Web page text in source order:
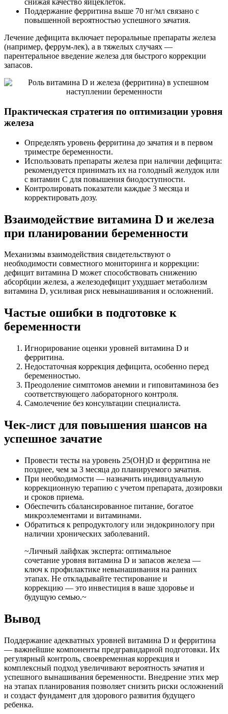
снижая качество яйцеклеток.
Поддержание ферритина выше 70 нг/мл связано с
повышенной вероятностью успешного зачатия.
Лечение дефицита включает пероральные препараты железа
(например, феррум-лек), а в тяжелых случаях —
парентеральное введение железа для быстрого коррекции
запасов.
Практическая стратегия по оптимизации уровня
железа
Определять уровень ферритина до зачатия и в первом
триместре беременности.
Использовать препараты железа при наличии дефицита:
рекомендуется принимать их на голодный желудок или
с витамин C для повышения биодоступности.
Контролировать показатели каждые 3 месяца и
корректировать дозу.
Взаимодействие витамина D и железа
при планировании беременности
Механизмы взаимодействия свидетельствуют о
необходимости совместного мониторинга и коррекции:
дефицит витамина D может способствовать снижению
абсорбции железа, а железодефицит ухудшает метаболизм
витамина D, усиливая риск невынашивания и осложнений.
Частые ошибки в подготовке к
беременности
Игнорирование оценки уровней витамина D и
ферритина.
Недостаточная коррекция дефицита, особенно перед
беременностью.
Преодоление симптомов анемии и гиповитаминоза без
соответствующего лабораторного контроля.
Самолечение без консультации специалиста.
Чек-лист для повышения шансов на
успешное зачатие
Провести тесты на уровень 25(OH)D и ферритина не
позднее, чем за 3 месяца до планируемого зачатия.
При необходимости — назначить индивидуальную
коррекционную терапию с учетом препарата, дозировки
и сроков приема.
Обеспечить сбалансированное питание, богатое
микроэлементами и витаминами.
Обратиться к репродуктологу или эндокринологу при
наличии хронических заболеваний.
~Личный лайфхак эксперта: оптимальное
сочетание уровня витамина D и запасов железа —
ключ к профилактике невынашивания на ранних
этапах. Не откладывайте тестирование и
коррекцию — это инвестиция в ваше здоровье и
будущую семью.~
Вывод
Поддержание адекватных уровней витамина D и ферритина
— важнейшие компоненты предгравидарной подготовки. Их
регулярный контроль, своевременная коррекция и
комплексный подход увеличивают вероятность зачатия и
успешного вынашивания беременности. Внедрение этих мер
на этапах планирования позволяет снизить риски осложнений
и создаст фундамент для здорового развития будущего
ребенка.